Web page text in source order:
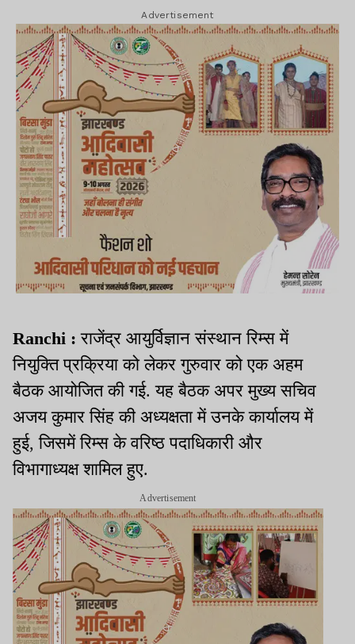
Advertisement
Ranchi : राजेंद्र आयुर्विज्ञान संस्थान रिम्स में
नियुक्ति प्रक्रिया को लेकर गुरुवार को एक अहम
बैठक आयोजित की गई. यह बैठक अपर मुख्य सचिव
अजय कुमार सिंह की अध्यक्षता में उनके कार्यालय में
हुई, जिसमें रिम्स के वरिष्ठ पदाधिकारी और
विभागाध्यक्ष शामिल हुए.
Advertisement